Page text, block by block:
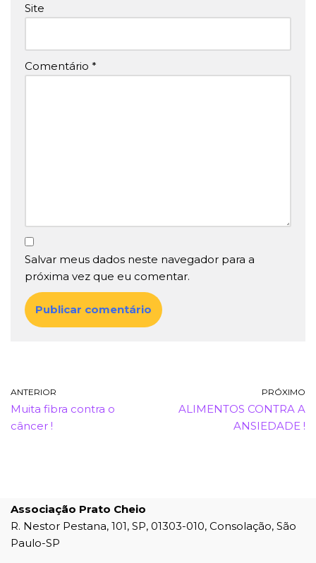
Site
Comentário *
Salvar meus dados neste navegador para a
próxima vez que eu comentar.
ANTERIOR
Muita fibra contra o
câncer !
PRÓXIMO
ALIMENTOS CONTRA A
ANSIEDADE !
Associação Prato Cheio
R. Nestor Pestana, 101, SP, 01303-010, Consolação, São
Paulo-SP